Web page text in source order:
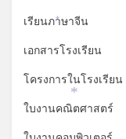
เรียนภาษาจีน
เอกสารโรงเรียน
โครงการในโรงเรียน
ใบงานคณิตศาสตร์
*
*